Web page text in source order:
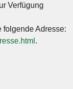
Verfügung
folgende Adresse:
.